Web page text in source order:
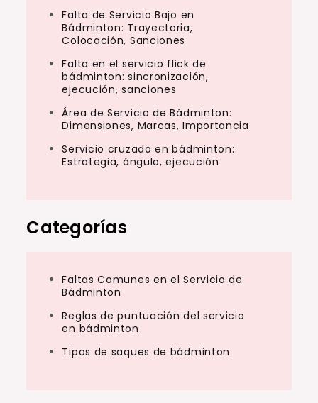
Falta de Servicio Bajo en
Bádminton: Trayectoria,
Colocación, Sanciones
Falta en el servicio flick de
bádminton: sincronización,
ejecución, sanciones
Área de Servicio de Bádminton:
Dimensiones, Marcas, Importancia
Servicio cruzado en bádminton:
Estrategia, ángulo, ejecución
Categorías
Faltas Comunes en el Servicio de
Bádminton
Reglas de puntuación del servicio
en bádminton
Tipos de saques de bádminton